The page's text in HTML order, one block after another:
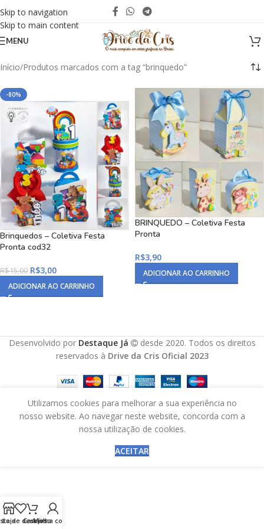
Skip to navigation
Skip to main content
MENU
Início Produtos marcados com a tag “brinquedo”
-80%
Brinquedos – Coletiva Festa
Pronta cod32
R$15,00 R$3,00
ADICIONAR AO CARRINHO
BRINQUEDO – Coletiva Festa
Pronta
R$3,90
ADICIONAR AO CARRINHO
Desenvolvido por Destaque Já
desde 2020. Todos os direitos
reservados à Drive da Cris Oficial 2023
Utilizamos cookies para melhorar a sua experiência no
nosso website. Ao navegar neste website, concorda com a
nossa utilização de cookies.
ACEITAR
Lojade desejos
Carrinho
Minha conta